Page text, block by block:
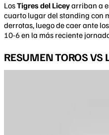
LosTigres del Liceyarriban a
cuarto lugar del standing con
derrotas, luego de caer ante
10-6 en la más reciente
RESUMEN TOROS VS